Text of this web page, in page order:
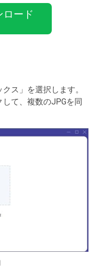
ロード
ス」を選択します。
て、複数のJPGを同